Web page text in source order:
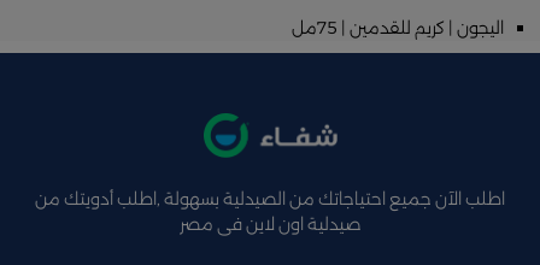
اليجون | كريم للقدمين | 75مل
اطلب الآن جميع احتياجاتك من الصيدلية بسهولة ,اطلب أدويتك من
صيدلية اون لاين فى مصر